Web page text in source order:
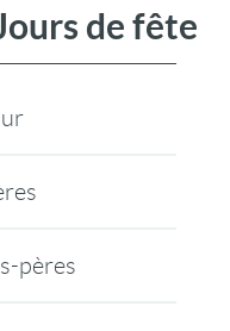
de fête
pères